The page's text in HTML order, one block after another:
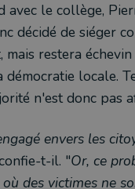
avec le collège,
décidé de siéger
mais restera
démocratie locale.
n'est donc pas
envers les
t-il. "Or, ce
des victimes ne